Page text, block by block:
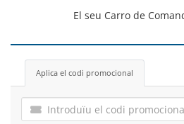
El seu Carro de
Aplica el codi promocional